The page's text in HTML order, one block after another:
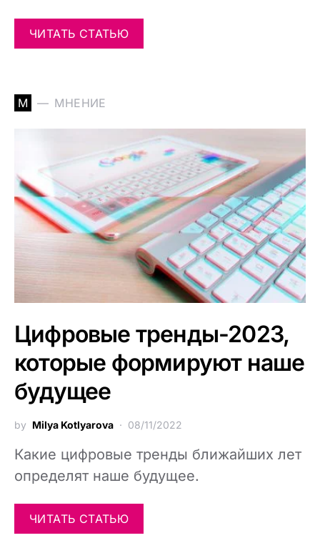
ЧИТАТЬ СТАТЬЮ
М МНЕНИЕ
Цифровые тренды-2023,
которые формируют наше
будущее
by Milya Kotlyarova 08/11/2022
Какие цифровые тренды ближайших лет
определят наше будущее.
ЧИТАТЬ СТАТЬЮ